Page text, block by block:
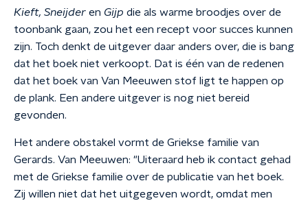
Kieft, Sneijder en Gijp die als warme broodjes over de
toonbank gaan, zou het een recept voor succes kunnen
zijn. Toch denkt de uitgever daar anders over, die is bang
dat het boek niet verkoopt. Dat is één van de redenen
dat het boek van Van Meeuwen stof ligt te happen op
de plank. Een andere uitgever is nog niet bereid
gevonden.
Het andere obstakel vormt de Griekse familie van
Gerards. Van Meeuwen: "Uiteraard heb ik contact gehad
met de Griekse familie over de publicatie van het boek.
Zij willen niet dat het uitgegeven wordt, omdat men